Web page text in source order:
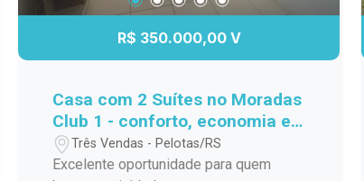
R$ 350.000,00 V
Casa com 2 Suítes no Moradas
Club 1 - conforto, economia e
qualidade de vida
Três Vendas - Pelotas/RS
Excelente oportunidade para quem